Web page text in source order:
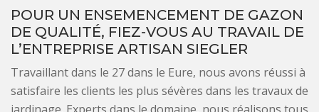
POUR UN ENSEMENCEMENT DE GAZON
DE QUALITÉ, FIEZ-VOUS AU TRAVAIL DE
L’ENTREPRISE ARTISAN SIEGLER
Travaillant dans le 27 dans le Eure, nous avons réussi à
satisfaire les clients les plus sévères dans les travaux de